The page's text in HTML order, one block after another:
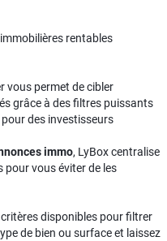
rentables
vous permet de cibler
grâce à des filtres puissants
des investisseurs
immo, LyBox centralise
pour vous éviter de les
disponibles pour filtrer
de bien ou surface et laissez